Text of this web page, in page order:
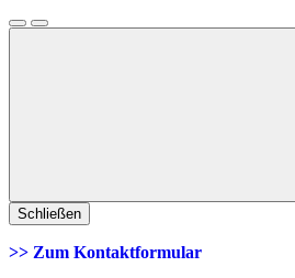
Schließen
>> Zum Kontaktformular